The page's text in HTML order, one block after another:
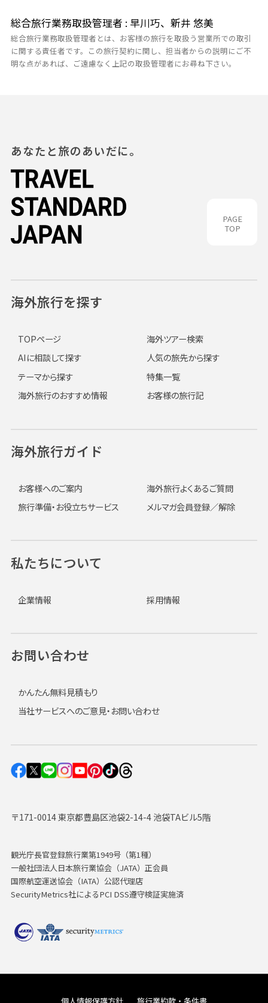
総合旅行業務取扱管理者 : 早川巧、新井 悠美
総合旅行業務取扱管理者とは、お客様の旅行を取扱う営業所での取引
に関する責任者です。この旅行契約に関し、担当者からの説明にご不
明な点があれば、ご遠慮なく上記の取扱管理者にお尋ね下さい。
PAGE
TOP
あなたと旅のあいだに。
〒171-0014 東京都豊島区池袋2-14-4 池袋TAビル5階
観光庁長官登録旅行業第1949号（第1種）
一般社団法人日本旅行業協会（JATA）正会員
国際航空運送協会（IATA）公認代理店
SecurityMetrics社によるPCI DSS遵守検証実施済
海外旅行を探す
TOPページ
海外ツアー検索
AIに相談して探す
人気の旅先から探す
テーマから探す
特集一覧
海外旅行のおすすめ情報
お客様の旅行記
海外旅行ガイド
お客様へのご案内
海外旅行よくあるご質問
旅行準備・お役立ちサービス
メルマガ会員登録／解除
私たちについて
企業情報 採用情報
お問い合わせ
かんたん無料見積もり
当社サービスへのご意見・お問い合わせ